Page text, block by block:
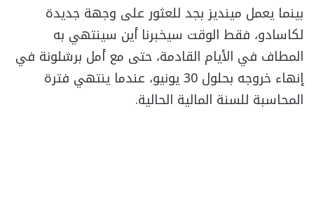
بينما يعمل مينديز بجد للعثور على وجهة جديدة
لكاسادو، فقط الوقت سيخبرنا أين سينتهي به
المطاف في الأيام القادمة، حتى مع أمل برشلونة في
إنهاء خروجه بحلول 30 يونيو، عندما ينتهي فترة
المحاسبة للسنة المالية الحالية.